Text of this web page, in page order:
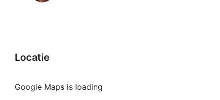
Locatie
Google Maps is loading